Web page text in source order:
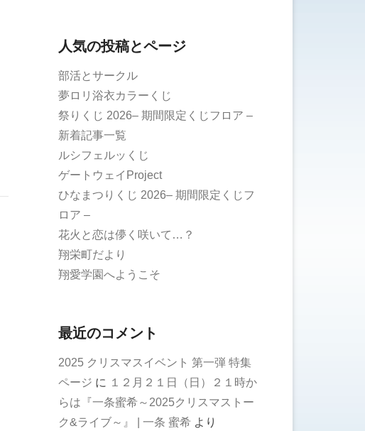
人気の投稿とページ
部活とサークル
夢ロリ浴衣カラーくじ
祭りくじ 2026– 期間限定くじフロア –
新着記事一覧
ルシフェルッくじ
ゲートウェイProject
ひなまつりくじ 2026– 期間限定くじフ
ロア –
花火と恋は儚く咲いて…？
翔栄町だより
翔愛学園へようこそ
最近のコメント
2025 クリスマスイベント 第一弾 特集
ページ に １２月２１日（日）２１時か
らは『一条蜜希～2025クリスマストー
ク&ライブ～』 | 一条 蜜希 より